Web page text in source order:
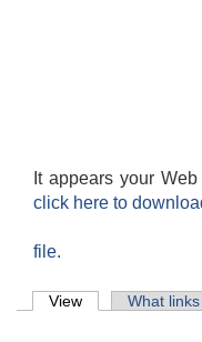
It appears your
click here to
file.
Primary tabs
View (active tab)
What